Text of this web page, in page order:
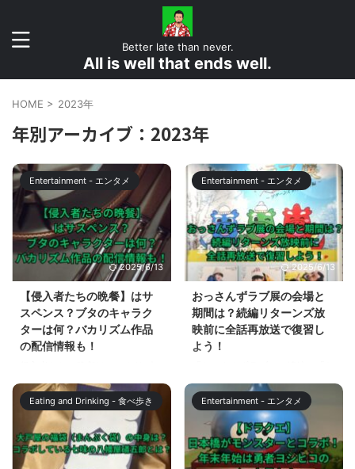
Better late than never.
All is well that ends well.
HOME > 2023年
年別アーカイブ：2023年
Entertainment - エンタメ
2025/6/13
【侵入者たちの晩餐】はサ
スペンス？ブタのキャラク
ターは何？バカリズム作品
の配信情報も！
さんが脚本を手掛け、菊地凛子が
主演を務める、日本テレビ系で
2024年1月3日の夜9時放送の新
春スペシャルドラマです。 2023
年の国内外の賞を総ナメにした
「ブラッシュアップライフ」のチ
Entertainment - エンタメ
2025/6/13
おっさんずラブ展の会場と
期間は？続編リターンズ放
映前に全話再放送で復習し
よう！
っさんずラブ-リターンズ-」が、
2024年1月5日よりテレビ朝日系
列で放送されます。 おっさんた
ちの恋愛を描くという斬新な発想
と、少女漫画的な表現におっさん
が真摯に取り組む姿が面白く、話
Eating and Drinking - 食べ歩き Entertainment - エンタメ